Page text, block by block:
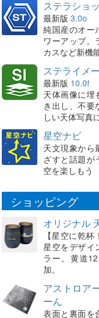
ステラショ
最新版 3.0o
純国産のオー
ワーアップ。
カスなど新機
ステライメ
最新版 10.0f
天体画像に埋
き出し、不要
しい天体写真
星空ナビ
天文現象から
ざすと話題が
空を楽しもう
ショッピング
オリジナル
【星空に乾
星空をデザイ
ラー。黄道
加。
アストロア
ーん
表面と裏面を